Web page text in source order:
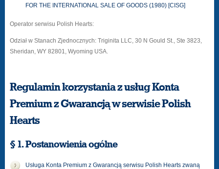
FOR THE INTERNATIONAL SALE OF GOODS (1980) [CISG]
Operator serwisu Polish Hearts:
Odział w Stanach Zjednocznych: Triginita LLC, 30 N Gould St., Ste 3823,
Sheridan, WY 82801, Wyoming USA.
Regulamin korzystania z usług Konta
Premium z Gwarancją w serwisie Polish
Hearts
§ 1. Postanowienia ogólne
Usługa Konta Premium z Gwarancją serwisu Polish Hearts zwaną